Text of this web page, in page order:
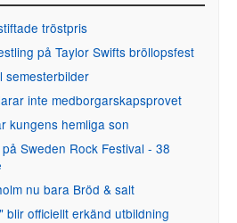
tröstpris
på Taylor Swifts bröllopsfest
semesterbilder
inte medborgarskapsprovet
kungens hemliga son
Sweden Rock Festival - 38
nu bara Bröd & salt
blir officiellt erkänd utbildning